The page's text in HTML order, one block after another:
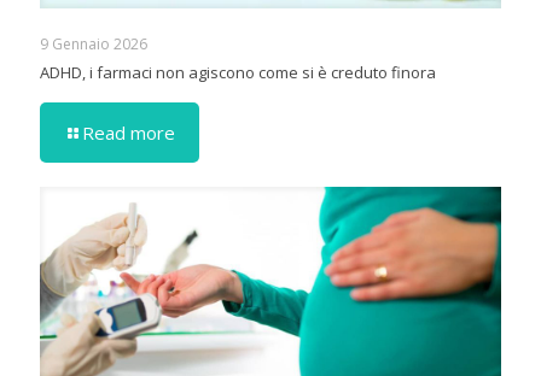
9 Gennaio 2026
ADHD, i farmaci non agiscono come si è creduto finora
Read more